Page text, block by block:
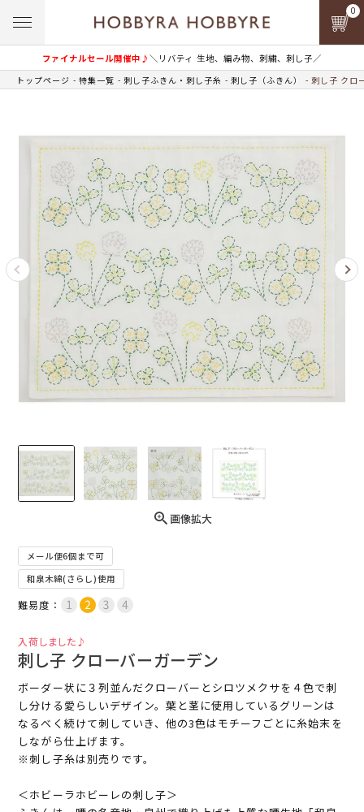
ファイナルセール開催中♪＼リバティ 生地、編み物、刺繍、刺し子／
0
トップページ 特集一覧 刺し子ふきん・刺し子糸 刺し子（ふきん） 刺し子 クロ
画像拡大
メール便6個まで可
和泉木綿(さらし)使用
難易度：
入荷しました♪
刺し子 クローバーガーデン
ボーダー状に３列並んだクローバーとシロツメクサを４色で刺
し分ける愛らしいデザイン。葉と茎に使用しているグリーンは
なるべく続けて刺していき、他の3色はモチーフごとに糸始末を
しながら仕上げます。
※刺し子糸は別売りです。
＜ホビーラホビーレの刺し子＞